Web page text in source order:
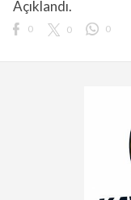
Açıklandı.
0 0 0